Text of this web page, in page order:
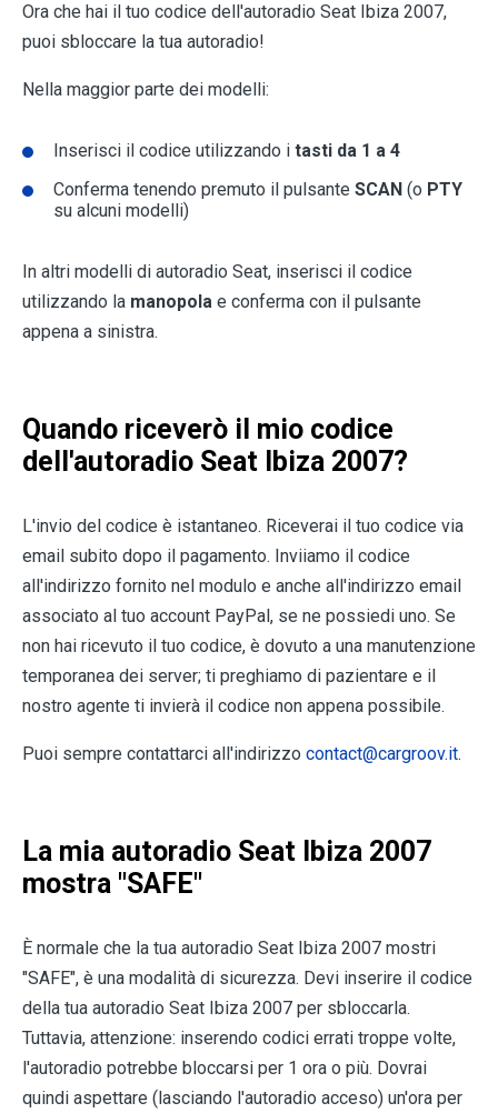
Ora che hai il tuo codice dell'autoradio Seat Ibiza 2007,
puoi sbloccare la tua autoradio!
Nella maggior parte dei modelli:
Inserisci il codice utilizzando i tasti da 1 a 4
Conferma tenendo premuto il pulsante SCAN (o PTY
su alcuni modelli)
In altri modelli di autoradio Seat, inserisci il codice
utilizzando la manopola e conferma con il pulsante
appena a sinistra.
Quando riceverò il mio codice
dell'autoradio Seat Ibiza 2007?
L'invio del codice è istantaneo. Riceverai il tuo codice via
email subito dopo il pagamento. Inviiamo il codice
all'indirizzo fornito nel modulo e anche all'indirizzo email
associato al tuo account PayPal, se ne possiedi uno. Se
non hai ricevuto il tuo codice, è dovuto a una manutenzione
temporanea dei server; ti preghiamo di pazientare e il
nostro agente ti invierà il codice non appena possibile.
Puoi sempre contattarci all'indirizzo contact@cargroov.it.
La mia autoradio Seat Ibiza 2007
mostra "SAFE"
È normale che la tua autoradio Seat Ibiza 2007 mostri
"SAFE", è una modalità di sicurezza. Devi inserire il codice
della tua autoradio Seat Ibiza 2007 per sbloccarla.
Tuttavia, attenzione: inserendo codici errati troppe volte,
l'autoradio potrebbe bloccarsi per 1 ora o più. Dovrai
quindi aspettare (lasciando l'autoradio acceso) un'ora per